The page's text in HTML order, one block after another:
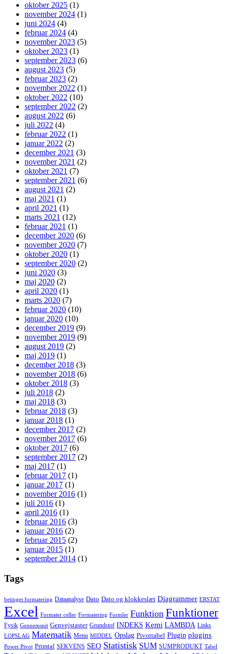
oktober 2025 (1)
november 2024 (1)
juni 2024 (4)
februar 2024 (4)
november 2023 (5)
oktober 2023 (1)
september 2023 (6)
august 2023 (5)
februar 2023 (2)
november 2022 (1)
oktober 2022 (10)
september 2022 (2)
august 2022 (6)
juli 2022 (4)
februar 2022 (1)
januar 2022 (2)
december 2021 (3)
november 2021 (2)
oktober 2021 (7)
september 2021 (6)
august 2021 (2)
maj 2021 (1)
april 2021 (1)
marts 2021 (12)
februar 2021 (1)
december 2020 (6)
november 2020 (7)
oktober 2020 (1)
september 2020 (2)
juni 2020 (3)
maj 2020 (2)
april 2020 (1)
marts 2020 (7)
februar 2020 (10)
januar 2020 (10)
december 2019 (9)
november 2019 (9)
august 2019 (2)
maj 2019 (1)
december 2018 (3)
november 2018 (6)
oktober 2018 (3)
juli 2018 (2)
maj 2018 (3)
februar 2018 (3)
januar 2018 (1)
december 2017 (2)
november 2017 (6)
oktober 2017 (6)
september 2017 (2)
maj 2017 (1)
februar 2017 (1)
januar 2017 (1)
november 2016 (1)
juli 2016 (1)
april 2016 (1)
februar 2016 (3)
januar 2016 (2)
februar 2015 (2)
januar 2015 (1)
september 2014 (1)
Tags
betinget formatering Dataanalyse Dato Dato og klokkeslæt Diagrammer ERSTAT
Excel Formater celler Formatering Formler Funktion Funktioner
Fysik Gennemsnit Genvejstaster Grundstof INDEKS Kemi LAMBDA Links
LOPSLAG Matematik Menu MIDDEL Opslag Pivottabel Plugin plugins
Power Pivot Primtal SEKVENS SEO Statistisk SUM SUMPRODUKT Tabel